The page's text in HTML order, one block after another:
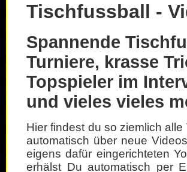
Tischfussball -
Spannende
Turniere, krasse
Topspieler im
und vieles vieles
Hier findest du so ziemlich
automatisch über neue
eigens dafür eingerichteten
erhälst Du automatisch per